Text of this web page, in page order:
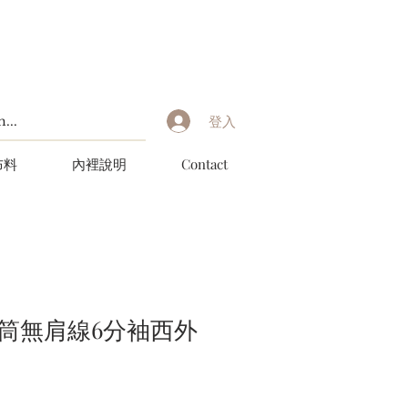
登入
料 內裡說明 Contact
無肩線6分袖西外